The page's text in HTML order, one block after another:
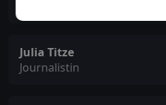
Julia Titze
Journalistin